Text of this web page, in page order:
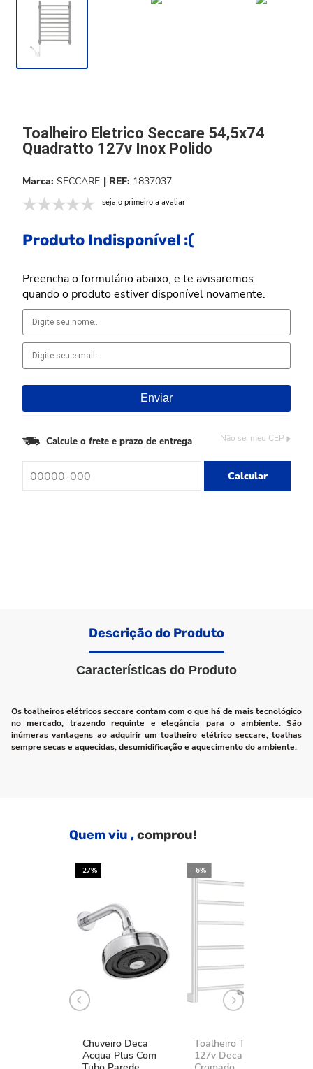
Toalheiro Eletrico Seccare 54,5x74
Quadratto 127v Inox Polido
SECCARE 1837037
seja o primeiro a avaliar
Produto Indisponível :(
Preencha o formulário abaixo, e te avisaremos
quando o produto estiver disponível novamente.
Calcule o frete e prazo de entrega Não sei meu CEP
Calcular
Descrição do Produto
Características do Produto
Os toalheiros elétricos seccare contam com o que há de mais tecnológico
no mercado, trazendo requinte e elegância para o ambiente. São
inúmeras vantagens ao adquirir um toalheiro elétrico seccare, toalhas
sempre secas e aquecidas, desumidificação e aquecimento do ambiente.
Quem viu ,comprou!
-27%
Chuveiro Deca
Acqua Plus Com
-6%
Toalheiro Térmico
127v Deca You